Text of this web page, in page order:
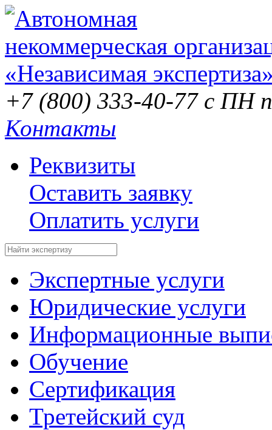
+7 (800) 333-40-77 с ПН
Контакты
Реквизиты
Оставить заявку
Оплатить услуги
Экспертные услуги
Юридические услуги
Информационные
Обучение
Сертификация
Третейский суд